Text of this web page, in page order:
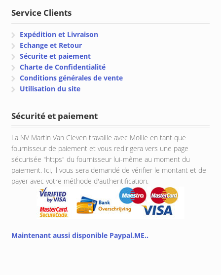
Service Clients
Expédition et Livraison
Echange et Retour
Sécurite et paiement
Charte de Confidentialité
Conditions générales de vente
Utilisation du site
Sécurité et paiement
La NV Martin Van Cleven travaille avec Mollie en tant que
fournisseur de paiement et vous redirigera vers une page
sécurisée "https" du fournisseur lui-même au moment du
paiement. Ici, il vous sera demandé de vérifier le montant et de
payer avec votre méthode d'authentification.
Maintenant aussi disponible Paypal.ME..